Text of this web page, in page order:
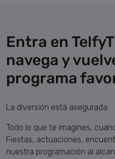
Entra en
navega y
programa
La diversión está asegurada.
Todo lo que te imagines,
Fiestas, actuaciones,
nuestra programación al